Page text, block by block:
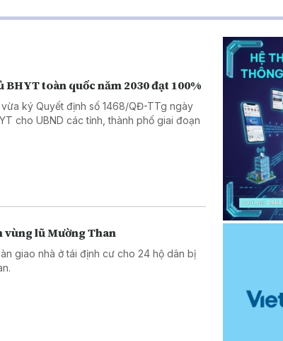
toàn quốc năm 2030 đạt 100%
ký Quyết định số 1468/QĐ-TTg ngày
cho UBND các tỉnh, thành phố giai đoạn
vùng lũ Mường Than
giao nhà ở tái định cư cho 24 hộ dân bị